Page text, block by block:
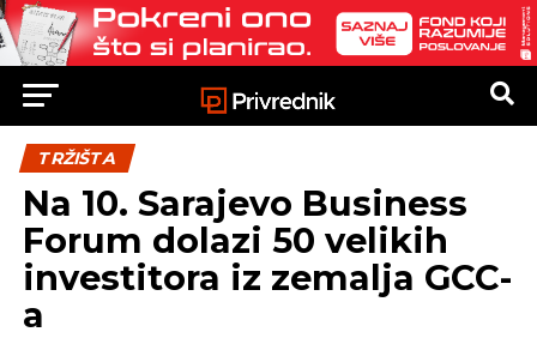
TRŽIŠTA
Na 10. Sarajevo Business
Forum dolazi 50 velikih
investitora iz zemalja GCC-
a